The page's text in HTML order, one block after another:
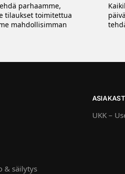
parhaamme,
tilaukset toimitettua
mahdollisimman
& säilytys
UKK –